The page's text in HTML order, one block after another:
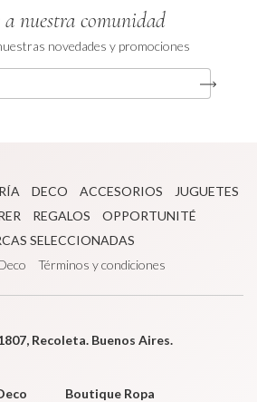
a nuestra comunidad
novedades y promociones
DECO ACCESORIOS
JUGUETES
REGALOS
OPPORTUNITÉ
SELECCIONADAS
Términos y condiciones
Recoleta. Buenos Aires.
Boutique Ropa